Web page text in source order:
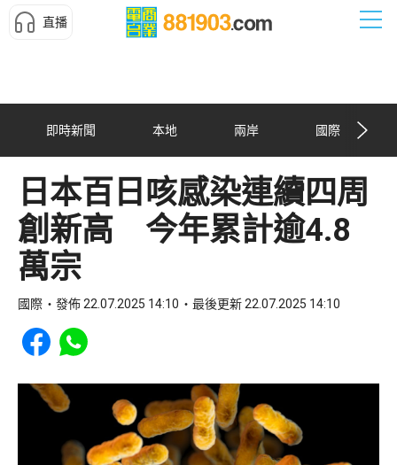
直播
即時新聞 本地 兩岸 國際
日本百日咳感染連續四周
創新高 今年累計逾4.8
萬宗
國際 發佈 22.07.2025 14:10 最後更新 22.07.2025 14:10
Share to Facebook
Share to WhatsApp